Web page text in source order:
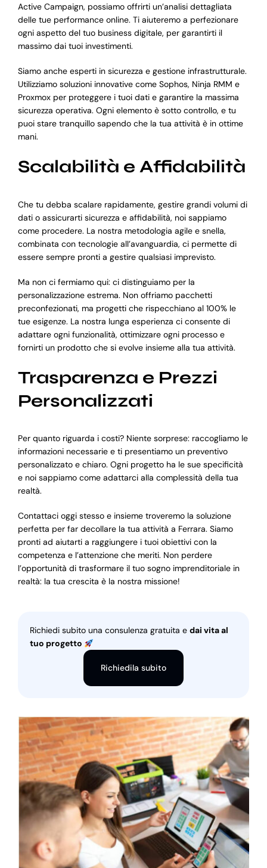
Active Campaign, possiamo offrirti un’analisi dettagliata
delle tue performance online. Ti aiuteremo a perfezionare
ogni aspetto del tuo business digitale, per garantirti il
massimo dai tuoi investimenti.
Siamo anche esperti in sicurezza e gestione infrastrutturale.
Utilizziamo soluzioni innovative come Sophos, Ninja RMM e
Proxmox per proteggere i tuoi dati e garantire la massima
sicurezza operativa. Ogni elemento è sotto controllo, e tu
puoi stare tranquillo sapendo che la tua attività è in ottime
mani.
Scalabilità e Affidabilità
Che tu debba scalare rapidamente, gestire grandi volumi di
dati o assicurarti sicurezza e affidabilità, noi sappiamo
come procedere. La nostra metodologia agile e snella,
combinata con tecnologie all’avanguardia, ci permette di
essere sempre pronti a gestire qualsiasi imprevisto.
Ma non ci fermiamo qui: ci distinguiamo per la
personalizzazione estrema. Non offriamo pacchetti
preconfezionati, ma progetti che rispecchiano al 100% le
tue esigenze. La nostra lunga esperienza ci consente di
adattare ogni funzionalità, ottimizzare ogni processo e
fornirti un prodotto che si evolve insieme alla tua attività.
Trasparenza e Prezzi
Personalizzati
Per quanto riguarda i costi? Niente sorprese: raccogliamo le
informazioni necessarie e ti presentiamo un preventivo
personalizzato e chiaro. Ogni progetto ha le sue specificità
e noi sappiamo come adattarci alla complessità della tua
realtà.
Contattaci oggi stesso e insieme troveremo la soluzione
perfetta per far decollare la tua attività a Ferrara. Siamo
pronti ad aiutarti a raggiungere i tuoi obiettivi con la
competenza e l’attenzione che meriti. Non perdere
l’opportunità di trasformare il tuo sogno imprenditoriale in
realtà: la tua crescita è la nostra missione!
Richiedi subito una consulenza gratuita e dai vita al
tuo progetto
Richiedila subito